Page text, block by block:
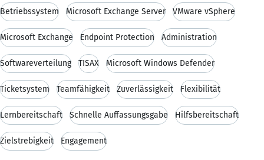
Betriebssystem Microsoft Exchange Server VMware vSphere
Microsoft Exchange Endpoint Protection Administration
Softwareverteilung TISAX Microsoft Windows Defender
Ticketsystem Teamfähigkeit Zuverlässigkeit Flexibilität
Lernbereitschaft Schnelle Auffassungsgabe Hilfsbereitschaft
Zielstrebigkeit Engagement